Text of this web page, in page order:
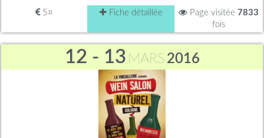
5¤ Fiche détaillée Page visitée 7833
fois
12 - 13 MARS 2016